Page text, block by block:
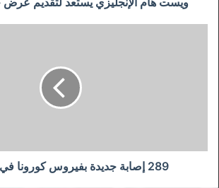
289 إصابة جديدة بفيروس كورونا في 24 ساعة